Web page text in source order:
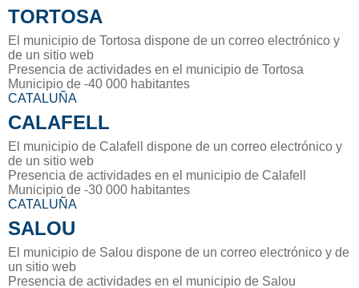
TORTOSA
El municipio de Tortosa dispone de un correo electrónico y
de un sitio web
Presencia de actividades en el municipio de Tortosa
Municipio de -40 000 habitantes
CATALUÑA
CALAFELL
El municipio de Calafell dispone de un correo electrónico y
de un sitio web
Presencia de actividades en el municipio de Calafell
Municipio de -30 000 habitantes
CATALUÑA
SALOU
El municipio de Salou dispone de un correo electrónico y de
un sitio web
Presencia de actividades en el municipio de Salou